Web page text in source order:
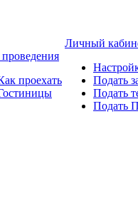
проехать
Личный
Подать
Подать